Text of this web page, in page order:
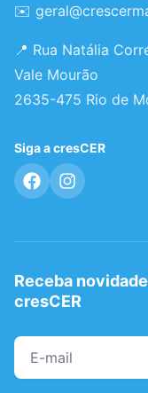
✉️
📍 Rua Natália
Vale Mourão
2635-475 Rio de
Siga a cresCER
Receba
cresCER